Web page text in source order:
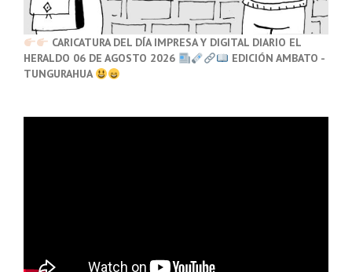
CARICATURA DEL DÍA IMPRESA Y DIGITAL DIARIO EL
HERALDO 06 DE AGOSTO 2026
EDICIÓN AMBATO -
TUNGURAHUA